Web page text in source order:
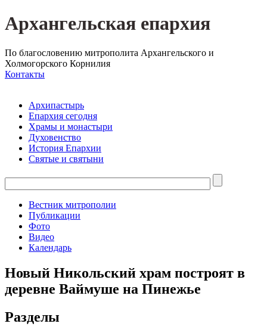
Архангельская епархия
По благословению митрополита Архангельского и
Холмогорского Корнилия
Контакты
Архипастырь
Епархия сегодня
Храмы и монастыри
Духовенство
История Епархии
Святые и святыни
Вестник митрополии
Публикации
Фото
Видео
Календарь
Новый Никольский храм построят в
деревне Ваймуше на Пинежье
Разделы